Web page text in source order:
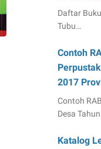
Daftar
Tubu…
Contoh
2017
Contoh
Desa
Katalog